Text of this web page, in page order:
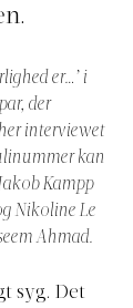
er…’ i
der
interviewet
kan
Kampp
Nikoline Le
Ahmad.
syg. Det